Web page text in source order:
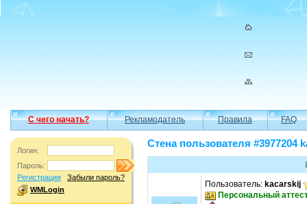
С чего начать? Рекламодатель Правила FAQ
Логин:
Пароль:
Регистрация
Забыли пароль?
WMLogin
Стена пользователя #3977204
Пользователь: kacarskij
Персональный